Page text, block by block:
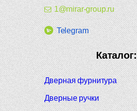
1@mirar-group.ru
Telegram
Каталог:
Дверная фурнитура
Дверные ручки